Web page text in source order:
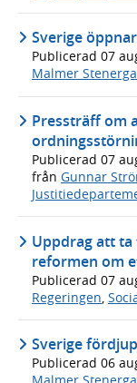
Sverige
Publicerad 07
Malmer
Pressträff om
Publicerad 07
från Gunnar
Uppdrag att
reformen om
Publicerad 07
Regeringen
Sverige
Publicerad 06